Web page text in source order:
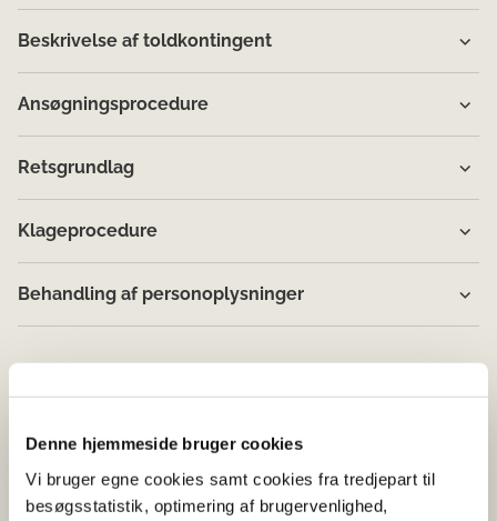
Denne hjemmeside bruger cookies
Vi bruger egne cookies samt cookies fra tredjepart til
besøgsstatistik, optimering af brugervenlighed,
Beskrivelse af toldkontingent
Ansøgningsprocedure
Retsgrundlag
Klageprocedure
Behandling af personoplysninger